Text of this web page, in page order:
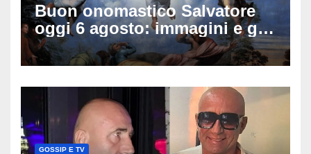
Buon onomastico Salvatore
oggi 6 agosto: immagini e gif
di auguri da condividere
GOSSIP E TV